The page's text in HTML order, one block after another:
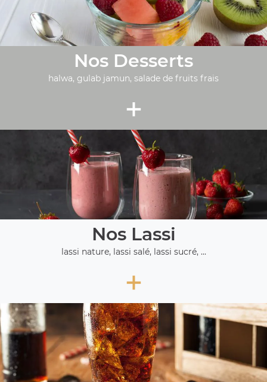
Nos Desserts
halwa, gulab jamun, salade de fruits frais
+
Nos Lassi
lassi nature, lassi salé, lassi sucré, ...
+